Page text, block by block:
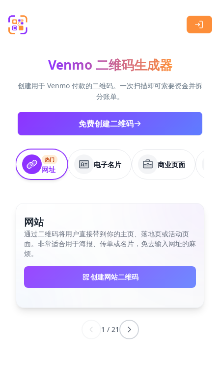
Venmo 二维码生成器
创建用于 Venmo 付款的二维码。一次扫描即可索要资金并拆
分账单。
免费创建二维码
热门
网址
电子名片 商业页面
网站
通过二维码将用户直接带到你的主页、落地页或活动页
面。非常适合用于海报、传单或名片，免去输入网址的麻
烦。
创建网站二维码
1 / 21